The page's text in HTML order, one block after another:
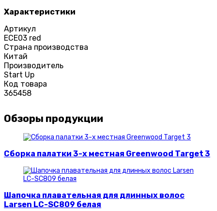
Характеристики
Артикул
ECE03 red
Страна производства
Китай
Производитель
Start Up
Код товара
365458
Обзоры продукции
Сборка палатки 3-х местная Greenwood Target 3
Шапочка плавательная для длинных волос
Larsen LC-SC809 белая